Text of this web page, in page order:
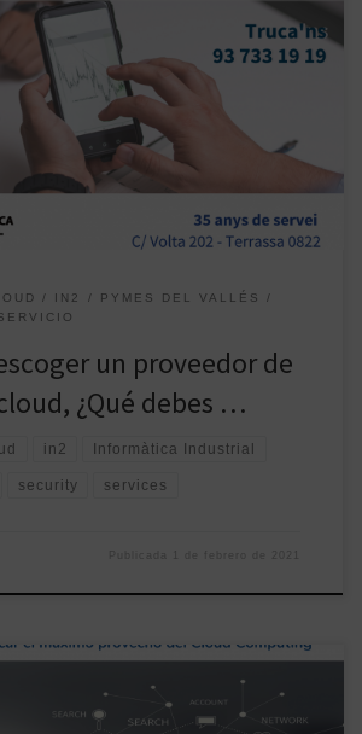
crisis provocada por el Covid-19 ha
de digitalización de muchas pymes y
confiar en soluciones seguras, fiables,
económicamente para que el proceso de
a las necesidades reales de cada
IN2
PYMES DEL VALLÉS
un proveedor de
¿Qué debes …
in2 Informàtica Industrial
security services